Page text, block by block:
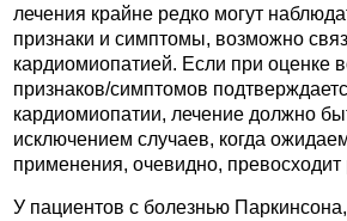
лечения крайне редко могут
признаки и симптомы, возможно
кардиомиопатией. Если при оценке
признаков/симптомов
кардиомиопатии, лечение должно
исключением случаев, когда
применения, очевидно, превосходит
У пациентов с болезнью